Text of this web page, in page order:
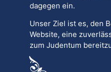
dagegen ein.
Unser Ziel ist es, den
Website, eine
zum Judentum